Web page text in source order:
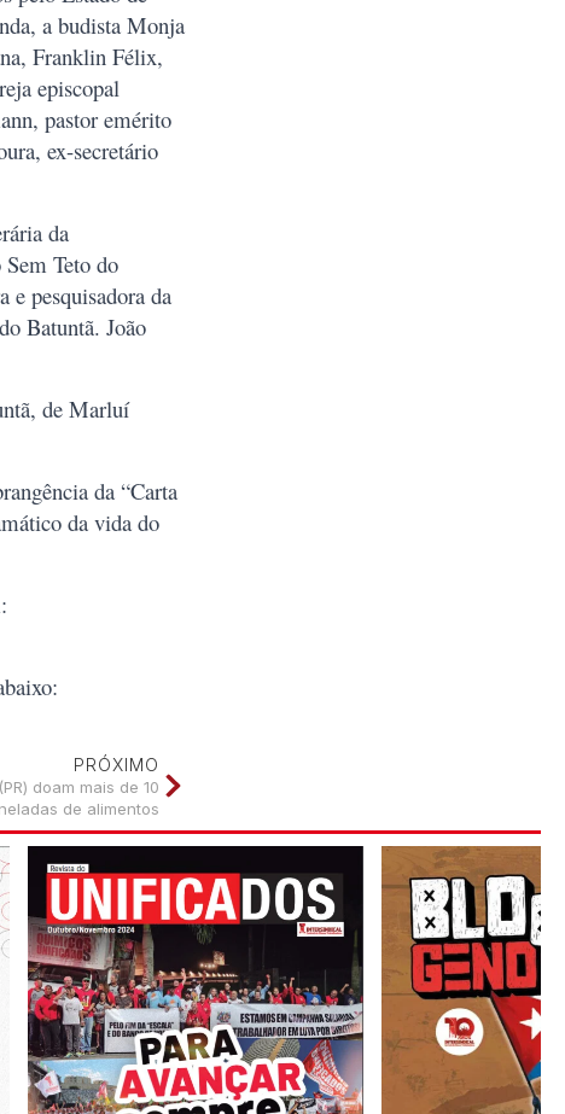
a budista Monja
Franklin Félix,
episcopal
pastor emérito
ex-secretário
da
Teto do
pesquisadora da
Batuntã. João
de Marluí
da “Carta
da vida do
PRÓXIMO
doam mais de 10
de alimentos